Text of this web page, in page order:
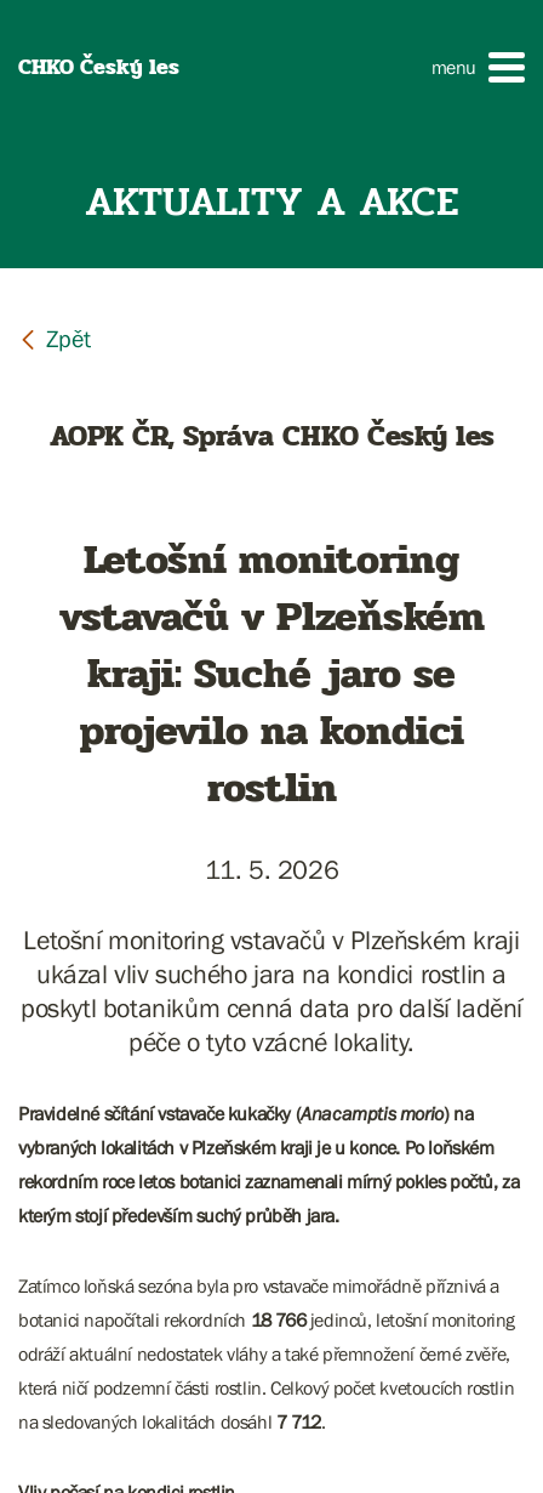
CHKO Český les menu
AKTUALITY A AKCE
AOPK ČR, Správa CHKO Český les
Letošní monitoring
vstavačů v Plzeňském
kraji: Suché jaro se
projevilo na kondici
rostlin
11. 5. 2026
Letošní monitoring vstavačů v Plzeňském kraji
ukázal vliv suchého jara na kondici rostlin a
poskytl botanikům cenná data pro další ladění
péče o tyto vzácné lokality.
Pravidelné sčítání vstavače kukačky (Anacamptis morio) na
vybraných lokalitách v Plzeňském kraji je u konce. Po loňském
rekordním roce letos botanici zaznamenali mírný pokles počtů, za
kterým stojí především suchý průběh jara.
Zatímco loňská sezóna byla pro vstavače mimořádně příznivá a
botanici napočítali rekordních 18 766jedinců, letošní monitoring
odráží aktuální nedostatek vláhy a také přemnožení černé zvěře,
která ničí podzemní části rostlin. Celkový počet kvetoucích rostlin
na sledovaných lokalitách dosáhl 7 712.